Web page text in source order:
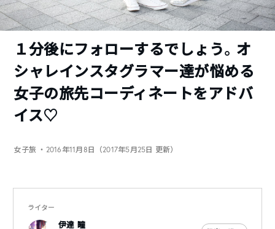
１分後にフォローするでしょう。オ
シャレインスタグラマー達が悩める
女子の旅先コーディネートをアドバ
イス♡
女子旅 ・2016年11月8日（2017年5月25日 更新）
ライター
伊達 瞳